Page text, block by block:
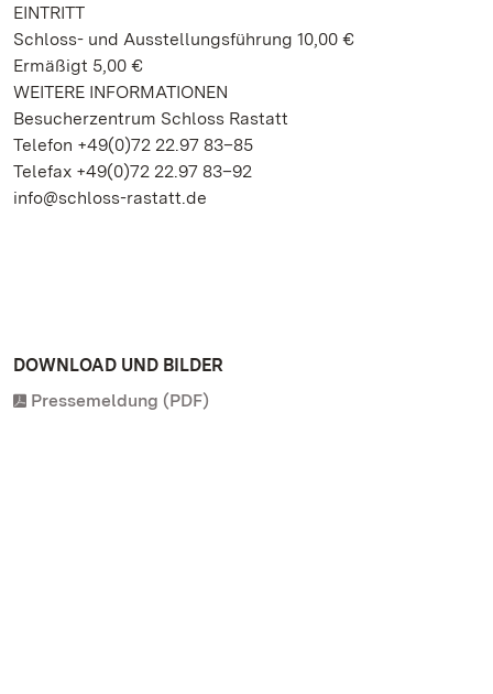
EINTRITT
Schloss- und Ausstellungsführung 10,00 €
Ermäßigt 5,00 €
WEITERE INFORMATIONEN
Besucherzentrum Schloss Rastatt
Telefon +49(0)72 22.97 83–85
Telefax +49(0)72 22.97 83–92
info@schloss-rastatt.de
DOWNLOAD UND BILDER
Pressemeldung (PDF)